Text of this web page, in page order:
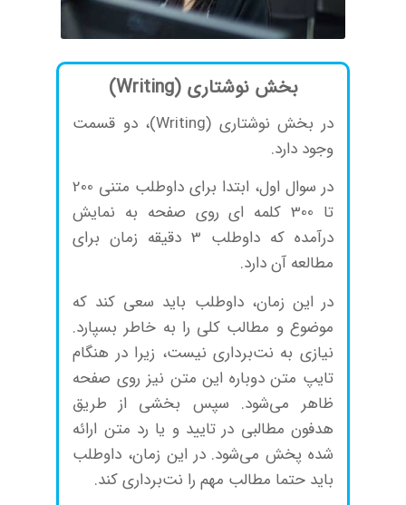
بخش نوشتاری (Writing)
در بخش نوشتاری (Writing)، دو قسمت
وجود دارد.
در سوال اول، ابتدا برای داوطلب متنی 200
تا 300 کلمه ای روی صفحه به نمایش
درآمده که داوطلب 3 دقیقه زمان برای
مطالعه آن دارد.
در این زمان، داوطلب باید سعی کند که
موضوع و مطالب کلی را به خاطر بسپارد.
نیازی به نت‌برداری نیست، زیرا در هنگام
تایپ متن دوباره این متن نیز روی صفحه
ظاهر می‌شود. سپس بخشی از طریق
هدفون مطالبی در تایید و یا رد متن ارائه
شده پخش می‌شود. در این زمان، داوطلب
باید حتما مطالب مهم را نت‌برداری کند.